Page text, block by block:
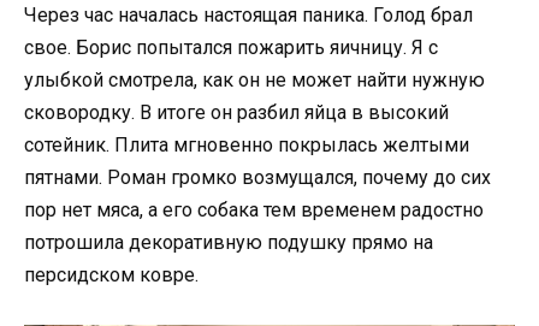
Через час началась настоящая паника. Голод брал
свое. Борис попытался пожарить яичницу. Я с
улыбкой смотрела, как он не может найти нужную
сковородку. В итоге он разбил яйца в высокий
сотейник. Плита мгновенно покрылась желтыми
пятнами. Роман громко возмущался, почему до сих
пор нет мяса, а его собака тем временем радостно
потрошила декоративную подушку прямо на
персидском ковре.